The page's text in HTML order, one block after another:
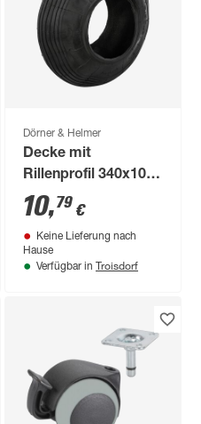
Dörner & Helmer
Decke mit
Rillenprofil 340x100
mm
10,79 €
Keine Lieferung nach
Hause
Verfügbar in Troisdorf